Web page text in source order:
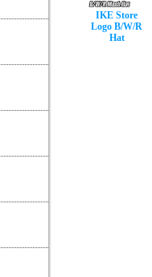
IKE Store
Logo B/W/R
Hat